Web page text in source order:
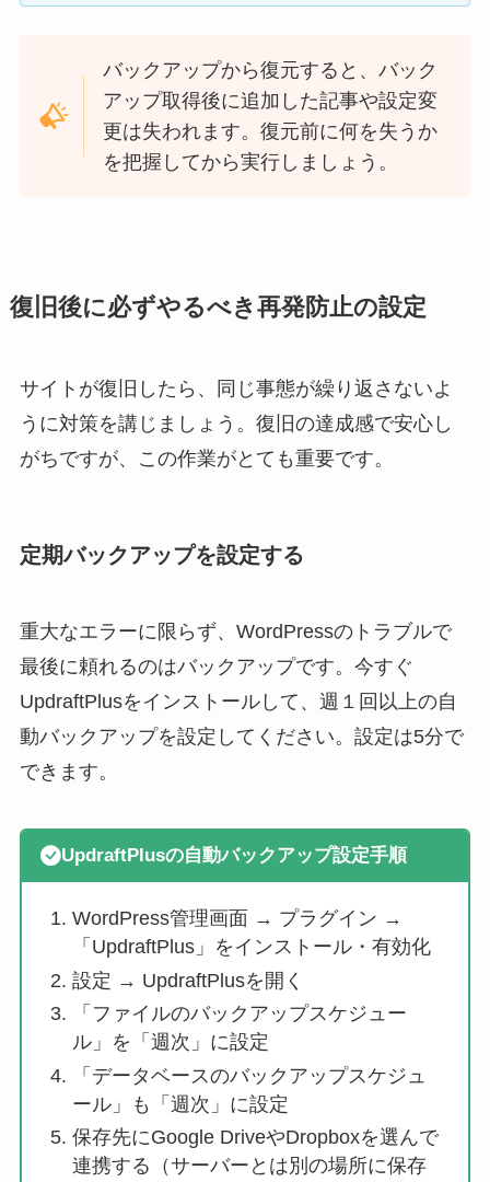
バックアップから復元すると、バック
アップ取得後に追加した記事や設定変
更は失われます。復元前に何を失うか
を把握してから実行しましょう。
復旧後に必ずやるべき再発防止の設定
サイトが復旧したら、同じ事態が繰り返さないよ
うに対策を講じましょう。復旧の達成感で安心し
がちですが、この作業がとても重要です。
定期バックアップを設定する
重大なエラーに限らず、WordPressのトラブルで
最後に頼れるのはバックアップです。今すぐ
UpdraftPlusをインストールして、週１回以上の自
動バックアップを設定してください。設定は5分で
できます。
UpdraftPlusの自動バックアップ設定手順
WordPress管理画面 → プラグイン →
「UpdraftPlus」をインストール・有効化
設定 → UpdraftPlusを開く
「ファイルのバックアップスケジュー
ル」を「週次」に設定
「データベースのバックアップスケジュ
ール」も「週次」に設定
保存先にGoogle DriveやDropboxを選んで
連携する（サーバーとは別の場所に保存